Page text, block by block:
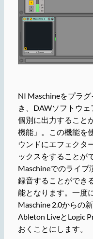
NI Maschineをプラ
き、DAWソフトウ
個別に出力すること
機能」。この機能を
ウンドにエフェクタ
ックスをすることが
Maschineでのライブ
録音することができ
能となります。一度
Maschine 2.0からの
Ableton LiveとLogic
おくことにします。